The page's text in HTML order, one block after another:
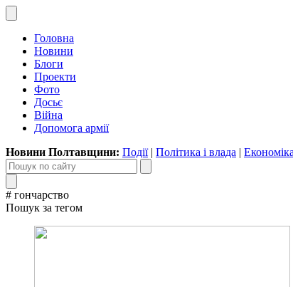
Головна
Новини
Блоги
Проекти
Фото
Досьє
Війна
Допомога армії
Новини Полтавщини: Події| Політика і влада |
# гончарство
Пошук за тегом